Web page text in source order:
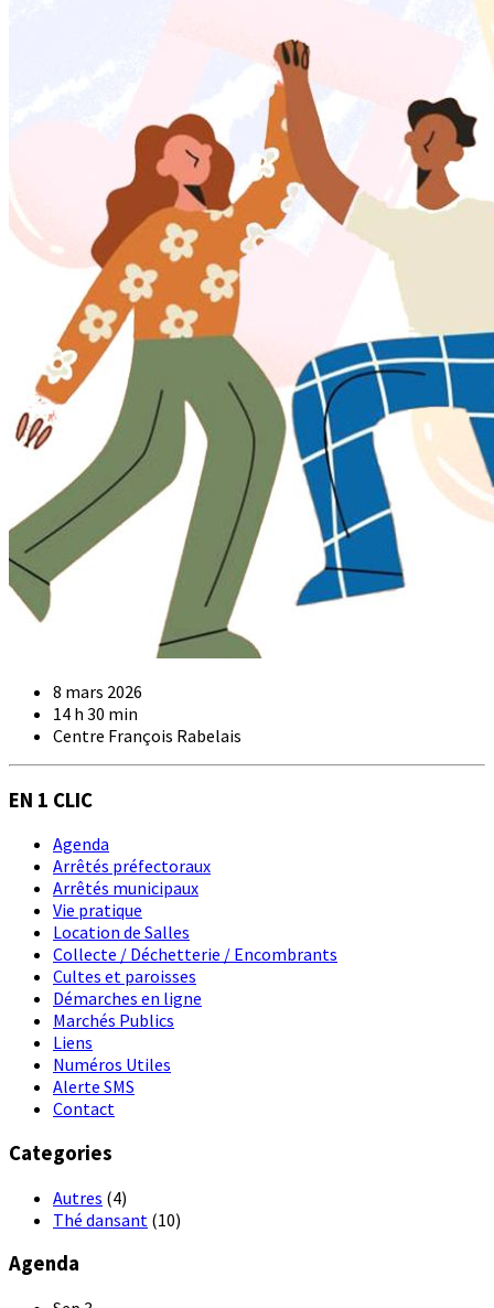
8 mars 2026
14 h 30 min
Centre François Rabelais
EN 1 CLIC
Agenda
Arrêtés préfectoraux
Arrêtés municipaux
Vie pratique
Location de Salles
Collecte / Déchetterie / Encombrants
Cultes et paroisses
Démarches en ligne
Marchés Publics
Liens
Numéros Utiles
Alerte SMS
Contact
Categories
Autres (4)
Thé dansant (10)
Agenda